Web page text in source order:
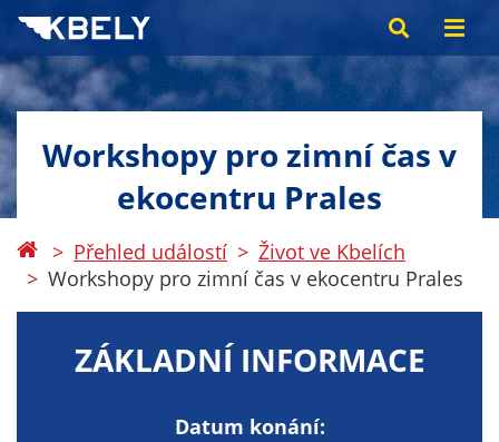
Workshopy pro zimní čas v
ekocentru Prales
Přehled událostí
Život ve Kbelích
Workshopy pro zimní čas v ekocentru Prales
ZÁKLADNÍ INFORMACE
Datum konání: